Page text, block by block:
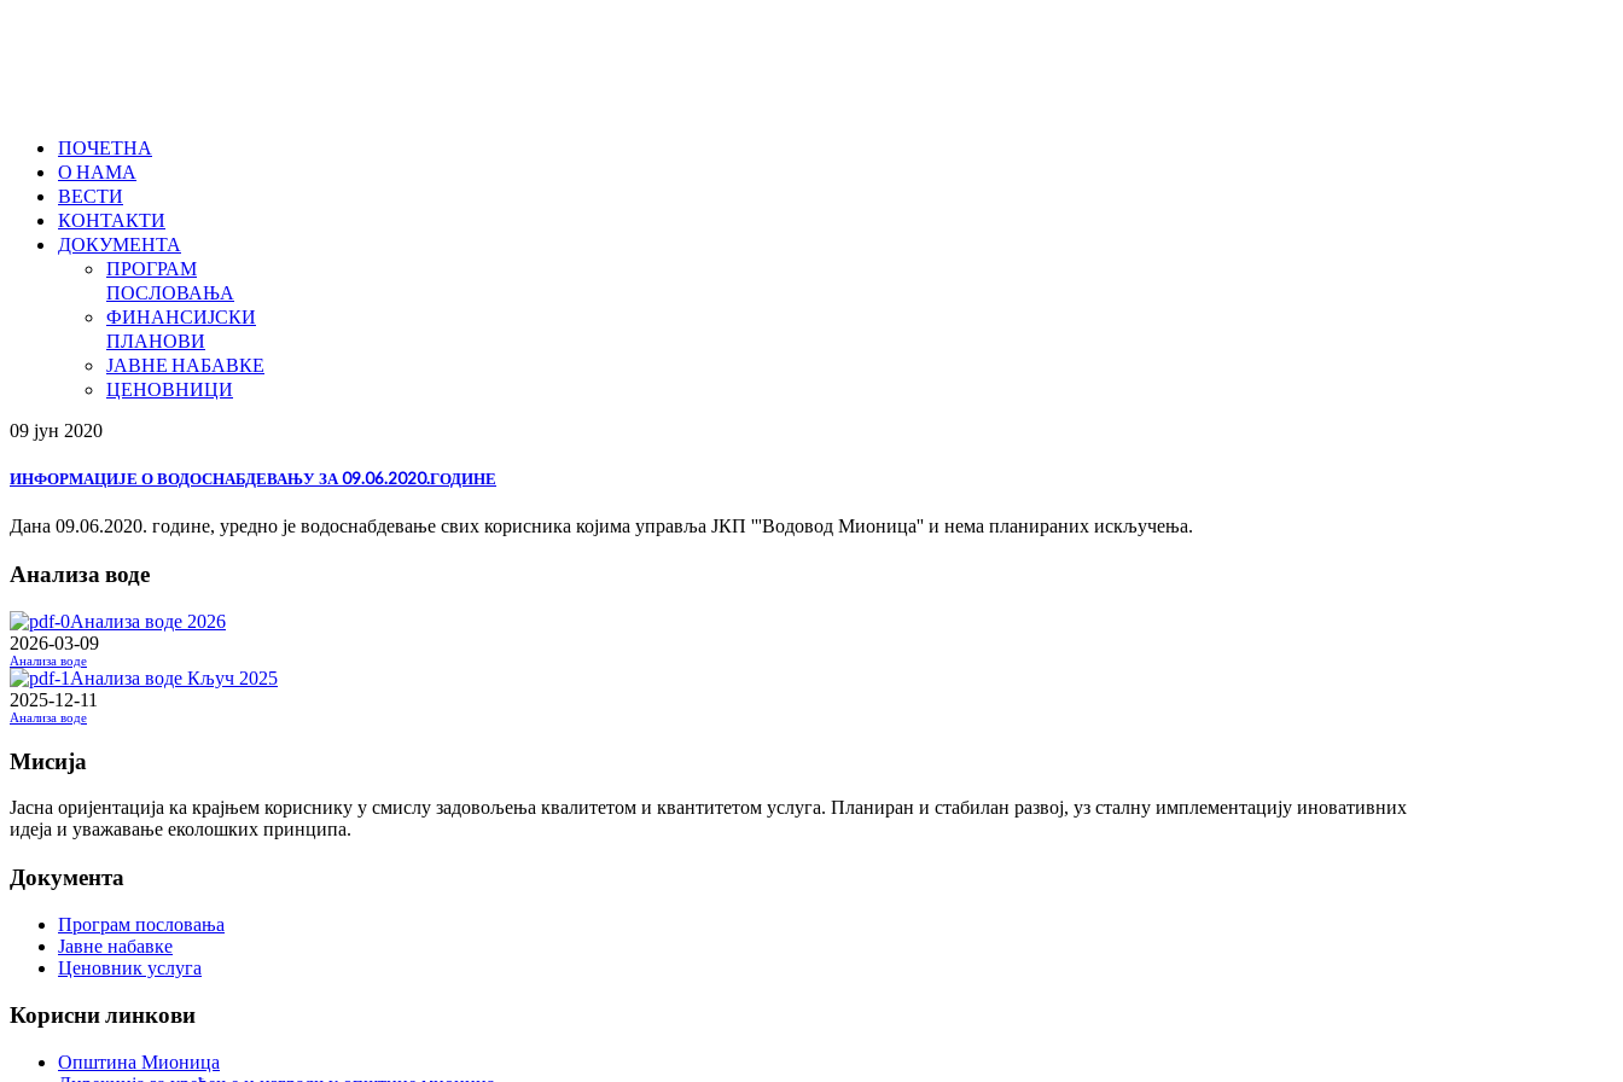
ПОЧЕТНА
О НАМА
ВЕСТИ
КОНТАКТИ
ДОКУМЕНТА
ПРОГРАМ
ПОСЛОВАЊА
ФИНАНСИЈСКИ
ПЛАНОВИ
ЈАВНЕ НАБАВКЕ
ЦЕНОВНИЦИ
09 јун 2020
ИНФОРМАЦИЈЕ О ВОДОСНАБДЕВАЊУ ЗА 09.06.2020.ГОДИНЕ
Дана 09.06.2020. године, уредно је водоснабдевање свих корисника којима управља ЈКП '''Водовод Мионица'' и нема планираних искључења.
Анализа воде
Анализа воде 2026
2026-03-09
Анализа воде
Анализа воде Кључ 2025
2025-12-11
Анализа воде
Мисија
Јасна оријентација ка крајњем кориснику у смислу задовољења квалитетом и квантитетом услуга. Планиран и стабилан развој, уз сталну имплементацију иновативних
идеја и уважавање еколошких принципа.
Документа
Програм пословања
Јавне набавке
Ценовник услуга
Корисни линкови
Општина Мионица